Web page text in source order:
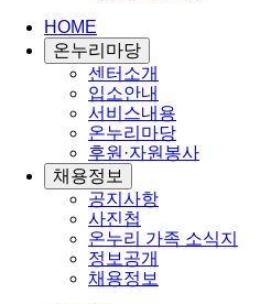
HOME
온누리마당
센터소개
입소안내
서비스내용
온누리마당
후원·자원봉사
채용정보
공지사항
사진첩
온누리 가족 소식지
정보공개
채용정보